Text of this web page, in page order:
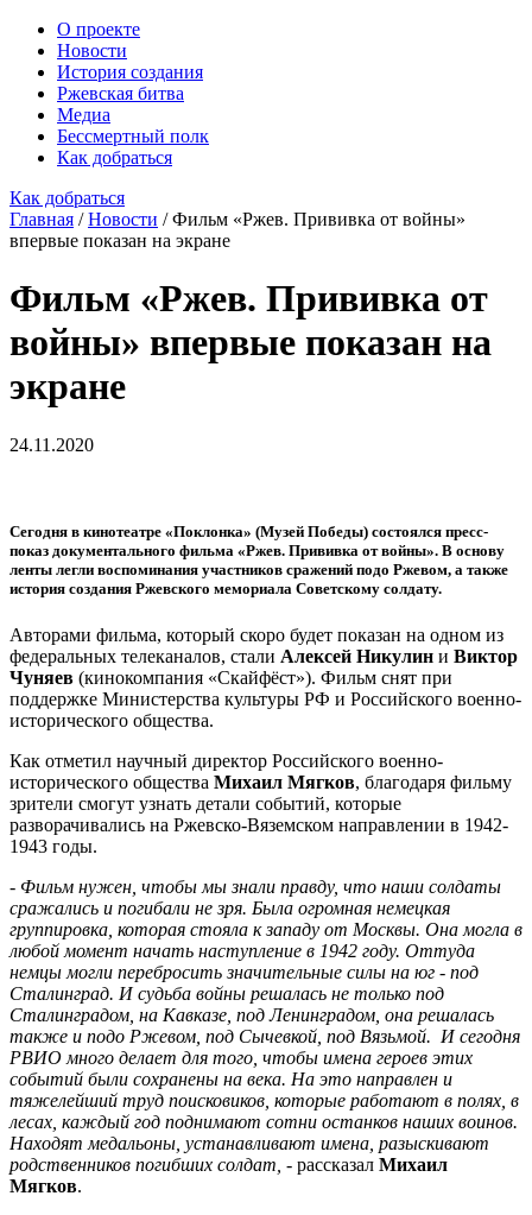
О проекте
Новости
История создания
Ржевская битва
Медиа
Бессмертный полк
Как добраться
Как добраться
Главная / Новости / Фильм «Ржев. Прививка от войны»
впервые показан на экране
Фильм «Ржев. Прививка от
войны» впервые показан на
экране
24.11.2020
Сегодня в кинотеатре «Поклонка» (Музей Победы) состоялся пресс-
показ документального фильма «Ржев. Прививка от войны». В основу
ленты легли воспоминания участников сражений подо Ржевом, а также
история создания Ржевского мемориала Советскому солдату.
Авторами фильма, который скоро будет показан на одном из
федеральных телеканалов, стали Алексей Никулин и Виктор
Чуняев (кинокомпания «Скайфёст»). Фильм снят при
поддержке Министерства культуры РФ и Российского военно-
исторического общества.
Как отметил научный директор Российского военно-
исторического общества Михаил Мягков, благодаря фильму
зрители смогут узнать детали событий, которые
разворачивались на Ржевско-Вяземском направлении в 1942-
1943 годы.
- Фильм нужен, чтобы мы знали правду, что наши солдаты
сражались и погибали не зря. Была огромная немецкая
группировка, которая стояла к западу от Москвы. Она могла в
любой момент начать наступление в 1942 году. Оттуда
немцы могли перебросить значительные силы на юг - под
Сталинград. И судьба войны решалась не только под
Сталинградом, на Кавказе, под Ленинградом, она решалась
также и подо Ржевом, под Сычевкой, под Вязьмой. И сегодня
РВИО много делает для того, чтобы имена героев этих
событий были сохранены на века. На это направлен и
тяжелейший труд поисковиков, которые работают в полях, в
лесах, каждый год поднимают сотни останков наших воинов.
Находят медальоны, устанавливают имена, разыскивают
родственников погибших солдат, - рассказал Михаил
Мягков.